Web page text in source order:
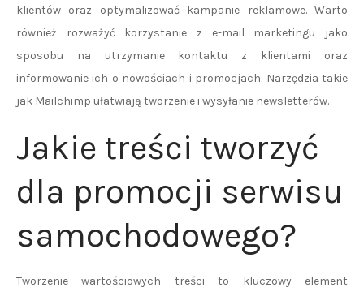
klientów oraz optymalizować kampanie reklamowe. Warto
również rozważyć korzystanie z e-mail marketingu jako
sposobu na utrzymanie kontaktu z klientami oraz
informowanie ich o nowościach i promocjach. Narzędzia takie
jak Mailchimp ułatwiają tworzenie i wysyłanie newsletterów.
Jakie treści tworzyć
dla promocji serwisu
samochodowego?
Tworzenie wartościowych treści to kluczowy element